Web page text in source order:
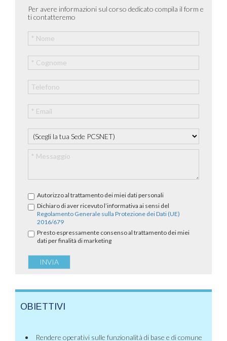
Per avere informazioni sul corso dedicato compila il form e
ti contatteremo
Autorizzo al trattamento dei miei dati personali
Dichiaro di aver ricevuto l’informativa ai sensi del
Regolamento Generale sulla Protezione dei Dati (UE)
2016/679
Presto espressamente consenso al trattamento dei miei
dati per finalità di marketing
OBIETTIVI
Rendere operativi sulle funzionalità di base e di comune